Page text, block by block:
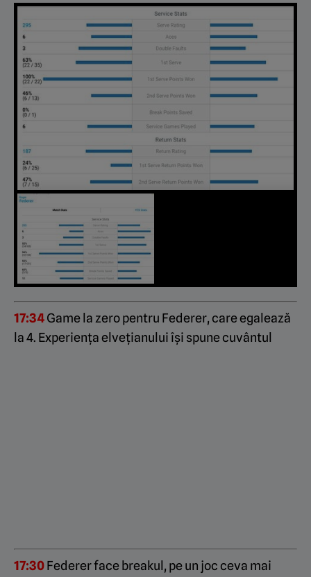
17:34Game la zero pentru Federer, care egalează
la 4. Experiența elvețianului își spune cuvântul
17:30Federer face breakul, pe un joc ceva mai